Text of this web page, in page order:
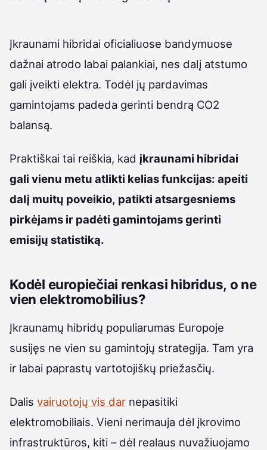
Įkraunami hibridai oficialiuose bandymuose
dažnai atrodo labai palankiai, nes dalį atstumo
gali įveikti elektra. Todėl jų pardavimas
gamintojams padeda gerinti bendrą CO2
balansą.
Praktiškai tai reiškia, kad įkraunami hibridai
gali vienu metu atlikti kelias funkcijas: apeiti
dalį muitų poveikio, patikti atsargesniems
pirkėjams ir padėti gamintojams gerinti
emisijų statistiką.
Kodėl europiečiai renkasi hibridus, o ne
vien elektromobilius?
Įkraunamų hibridų populiarumas Europoje
susijęs ne vien su gamintojų strategija. Tam yra
ir labai paprastų vartotojiškų priežasčių.
Dalis vairuotojų vis dar nepasitiki
elektromobiliais. Vieni nerimauja dėl įkrovimo
infrastruktūros, kiti – dėl realaus nuvažiuojamo